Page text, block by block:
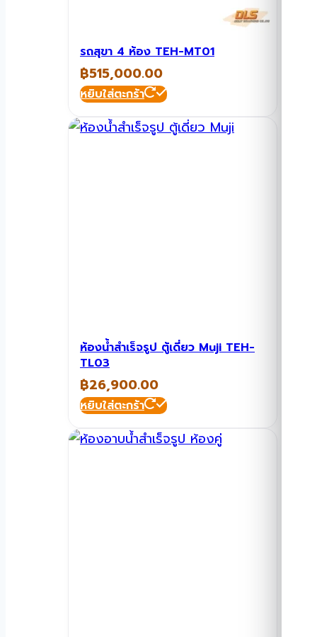
รถสุขา 4 ห้อง TEH-MT01
฿515,000.00
หยิบใส่ตะกร้า
ห้องน้ำสำเร็จรูป ตู้เดี่ยว Muji TEH-
TL03
฿26,900.00
หยิบใส่ตะกร้า